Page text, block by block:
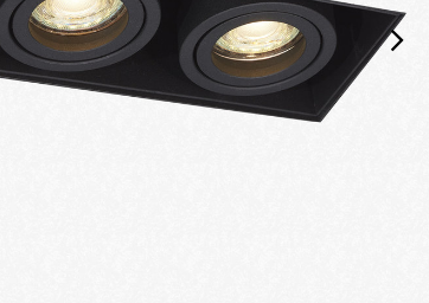
geselecteerde
zoekresultaat
te
gaan.